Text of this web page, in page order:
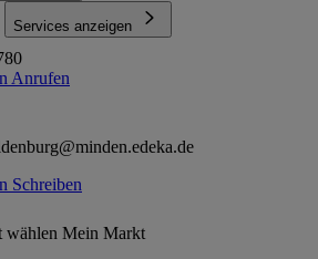
Services anzeigen
Anrufen
Schreiben
wählen Mein Markt